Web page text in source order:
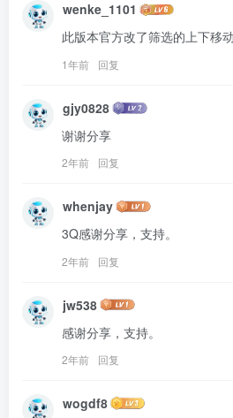
wenke_1101
此版本官方改了筛选的上下移
1年前 回复
gjy0828
谢谢分享
2年前 回复
whenjay
3Q感谢分享，支持。
2年前 回复
jw538
感谢分享，支持。
2年前 回复
wogdf8